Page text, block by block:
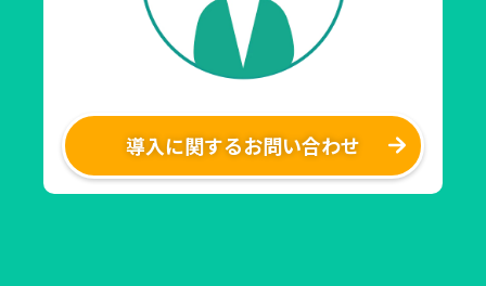
導入に関するお問い合わせ